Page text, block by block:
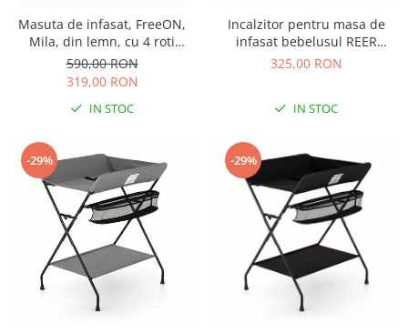
Masuta de infasat, FreeON,
Mila, din lemn, cu 4 roti
pentru transport facil, cu 3
suprafete de depozitare,
76x54x86 cm, White
590,00 RON
319,00 RON
IN STOC
Incalzitor pentru masa de
infasat bebelusul REER
FeelWell 1926
325,00 RON
IN STOC
-29% -29%